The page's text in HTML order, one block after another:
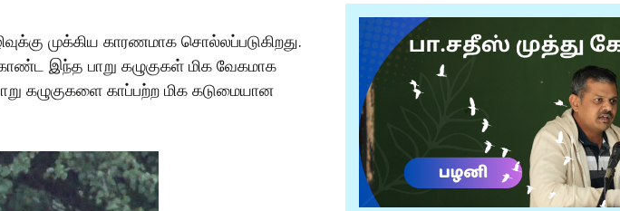
முக்கிய காரணமாக சொல்லப்படுகிறது.
இந்த பாறு கழுகுகள் மிக வேகமாக
கழுகுகளை காப்பற்ற மிக கடுமையான